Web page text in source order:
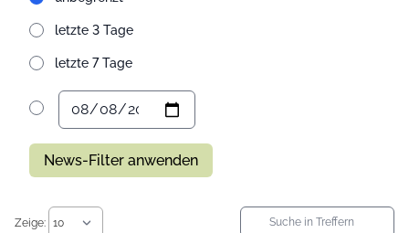
letzte 3 Tage
letzte 7 Tage
News-Filter anwenden
Zeige: